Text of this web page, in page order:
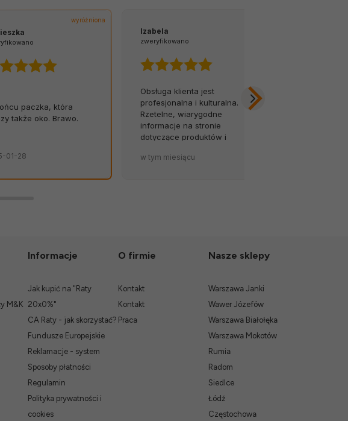
wyróżniona
paczka, która
także oko. Brawo.
01-28
Izabela
zweryfikowano
Obsługa klienta jest
profesjonalna i kulturalna.
Rzetelne, wiarygodne
informacje na stronie
dotyczące produktów i
atut sklepu. 💪🔥
w tym miesiącu
M&K
Informacje
Jak kupić na "Raty
20x0%"
CA Raty - jak skorzystać?
Fundusze Europejskie
Reklamacje - system
Sposoby płatności
Regulamin
Polityka prywatności i
cookies
O firmie
Kontakt
Kontakt
Praca
Nasze sklepy
Warszawa Janki
Wawer Józefów
Warszawa Białołęka
Warszawa Mokotów
Rumia
Radom
Siedlce
Łódź
Częstochowa